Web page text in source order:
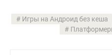
Игры на Андроид без кеша